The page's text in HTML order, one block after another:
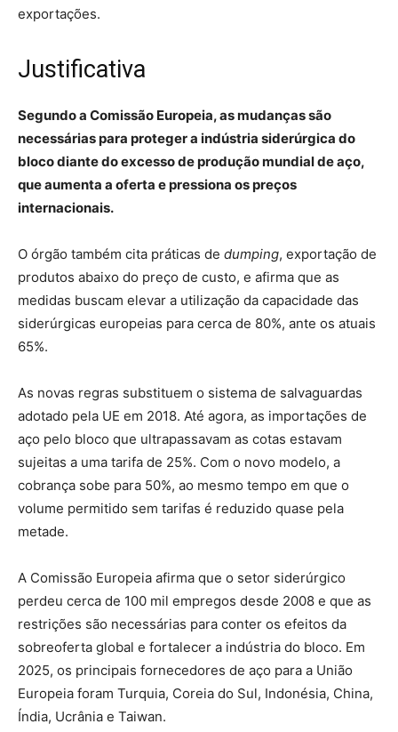
exportações.
Justificativa
Segundo a Comissão Europeia, as mudanças são
necessárias para proteger a indústria siderúrgica do
bloco diante do excesso de produção mundial de aço,
que aumenta a oferta e pressiona os preços
internacionais.
O órgão também cita práticas de dumping, exportação de
produtos abaixo do preço de custo, e afirma que as
medidas buscam elevar a utilização da capacidade das
siderúrgicas europeias para cerca de 80%, ante os atuais
65%.
As novas regras substituem o sistema de salvaguardas
adotado pela UE em 2018. Até agora, as importações de
aço pelo bloco que ultrapassavam as cotas estavam
sujeitas a uma tarifa de 25%. Com o novo modelo, a
cobrança sobe para 50%, ao mesmo tempo em que o
volume permitido sem tarifas é reduzido quase pela
metade.
A Comissão Europeia afirma que o setor siderúrgico
perdeu cerca de 100 mil empregos desde 2008 e que as
restrições são necessárias para conter os efeitos da
sobreoferta global e fortalecer a indústria do bloco. Em
2025, os principais fornecedores de aço para a União
Europeia foram Turquia, Coreia do Sul, Indonésia, China,
Índia, Ucrânia e Taiwan.